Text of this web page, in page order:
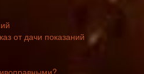
от дачи показаний